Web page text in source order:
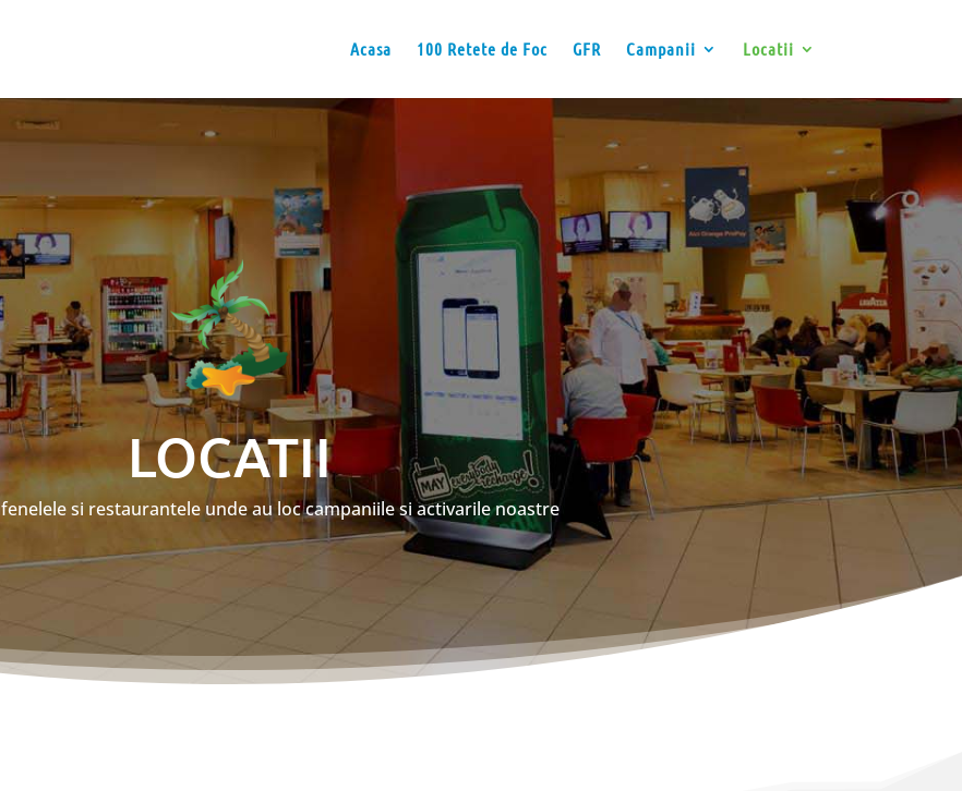
Acasa 100 Retete de Foc GFR Campanii Locatii
LOCATII
si restaurantele unde au loc campaniile si activarile noastre